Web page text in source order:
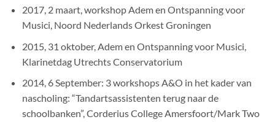
2017, 2 maart, workshop Adem en Ontspanning voor
Musici, Noord Nederlands Orkest Groningen
2015, 31 oktober, Adem en Ontspanning voor Musici,
Klarinetdag Utrechts Conservatorium
2014, 6 September: 3 workshops A&O in het kader van
nascholing: “Tandartsassistenten terug naar de
schoolbanken”, Corderius College Amersfoort/Mark Two